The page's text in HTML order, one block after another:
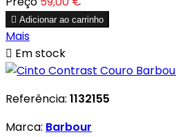
 Adicionar ao carrinho
Mais
 Em stock
Referência: 1132155
Marca: Barbour